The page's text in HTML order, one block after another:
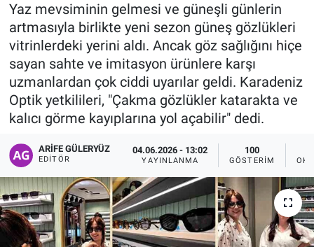
Yaz mevsiminin gelmesi ve güneşli günlerin
artmasıyla birlikte yeni sezon güneş gözlükleri
vitrinlerdeki yerini aldı. Ancak göz sağlığını hiçe
sayan sahte ve imitasyon ürünlere karşı
uzmanlardan çok ciddi uyarılar geldi. Karadeniz
Optik yetkilileri, "Çakma gözlükler katarakta ve
kalıcı görme kayıplarına yol açabilir" dedi.
ARIFE GÜLERYÜZ
EDITÖR
04.06.2026 - 13:02
YAYINLANMA
100
GÖSTERIM
Kilimli
Asayiş
Spor
Resmi İlan
Süper Lig Puan Durumu ve Fikstür
Tüm Manşetler
Son Dakika Haberleri
Haber Arşivi